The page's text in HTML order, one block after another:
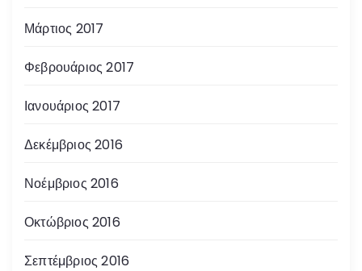
Μάρτιος 2017
Φεβρουάριος 2017
Ιανουάριος 2017
Δεκέμβριος 2016
Νοέμβριος 2016
Οκτώβριος 2016
Σεπτέμβριος 2016